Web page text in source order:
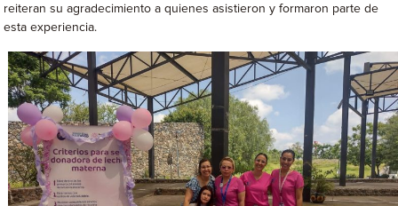
reiteran su agradecimiento a quienes asistieron y formaron parte de
esta experiencia.